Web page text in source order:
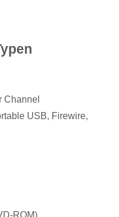
Channel
USB, Firewire,